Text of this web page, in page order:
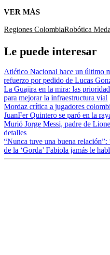
VER MÁS
Regiones ColombiaRobótica
Le puede interesar
Atlético Nacional hace un último
refuerzo por pedido de Lucas
La Guajira en la mira: las
para mejorar la infraestructura vial
Mordaz crítica a jugadores
JuanFer Quintero se paró en la
Murió Jorge Messi, padre de
detalles
“Nunca tuve una buena
de la ‘Gorda’ Fabiola jamás le